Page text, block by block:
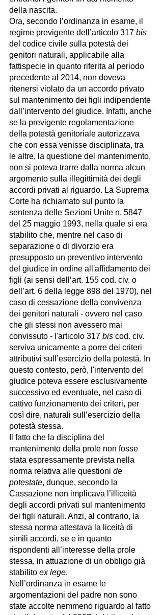
della nascita.
Ora, secondo l’ordinanza in esame, il
regime previgente dell’articolo 317 bis
del codice civile sulla potestà dei
genitori naturali, applicabile alla
fattispecie in quanto riferita al periodo
precedente al 2014, non doveva
ritenersi violato da un accordo privato
sul mantenimento dei figli indipendente
dall’intervento del giudice. Infatti, anche
se la previgente regolamentazione
della potestà genitoriale autorizzava
che con essa venisse disciplinata, tra
le altre, la questione del mantenimento,
non si poteva trarre dalla norma alcun
argomento sulla illegittimità dei degli
accordi privati al riguardo. La Suprema
Corte ha richiamato sul punto la
sentenza delle Sezioni Unite n. 5847
del 25 maggio 1993, nella quale si era
stabilito che, mentre nel caso di
separazione o di divorzio era
presupposto un preventivo intervento
del giudice in ordine all'affidamento dei
figli (ai sensi dell’art. 155 cod. civ. o
dell’art. 6 della legge 898 del 1970), nel
caso di cessazione della convivenza
dei genitori naturali - ovvero nel caso
che gli stessi non avessero mai
convissuto - l'articolo 317 bis cod. civ.
serviva unicamente a porre dei criteri
attributivi sull’esercizio della potestà. In
questo contesto, però, l'intervento del
giudice poteva essere esclusivamente
successivo ed eventuale, nel caso di
cattivo funzionamento dei criteri, per
così dire, naturali sull’esercizio della
potestà stessa.
Il fatto che la disciplina del
mantenimento della prole non fosse
stata espressamente prevista nella
norma relativa alle questioni de
potestate, dunque, secondo la
Cassazione non implicava l’illiceità
degli accordi privati sul mantenimento
dei figli naturali. Anzi, al contrario, la
stessa norma attestava la liceità di
simili accordi, se e in quanto
rispondenti all’interesse della prole
stessa, in attuazione di un obbligo già
stabilito ex lege.
Nell’ordinanza in esame le
argomentazioni del padre non sono
state accolte nemmeno riguardo al fatto